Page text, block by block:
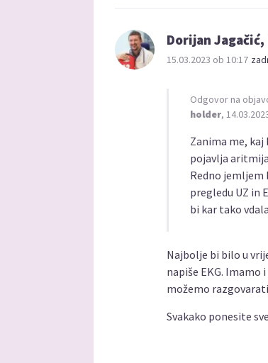
Dorijan
15.03.2023 ob 10:17
Odgovor na
holder,
Zanima me, kaj
pojavlja
Redno jemljem
pregledu UZ in
bi kar tako
Najbolje bi bilo u
napiše EKG.
možemo
Svakako ponesite